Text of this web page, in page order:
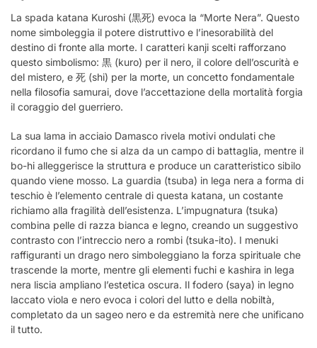
La spada katana Kuroshi (黒死) evoca la “Morte Nera”. Questo
nome simboleggia il potere distruttivo e l’inesorabilità del
destino di fronte alla morte. I caratteri kanji scelti rafforzano
questo simbolismo: 黒 (kuro) per il nero, il colore dell’oscurità e
del mistero, e 死 (shi) per la morte, un concetto fondamentale
nella filosofia samurai, dove l’accettazione della mortalità forgia
il coraggio del guerriero.
La sua lama in acciaio Damasco rivela motivi ondulati che
ricordano il fumo che si alza da un campo di battaglia, mentre il
bo-hi alleggerisce la struttura e produce un caratteristico sibilo
quando viene mosso. La guardia (tsuba) in lega nera a forma di
teschio è l’elemento centrale di questa katana, un costante
richiamo alla fragilità dell’esistenza. L’impugnatura (tsuka)
combina pelle di razza bianca e legno, creando un suggestivo
contrasto con l’intreccio nero a rombi (tsuka-ito). I menuki
raffiguranti un drago nero simboleggiano la forza spirituale che
trascende la morte, mentre gli elementi fuchi e kashira in lega
nera liscia ampliano l’estetica oscura. Il fodero (saya) in legno
laccato viola e nero evoca i colori del lutto e della nobiltà,
completato da un sageo nero e da estremità nere che unificano
il tutto.